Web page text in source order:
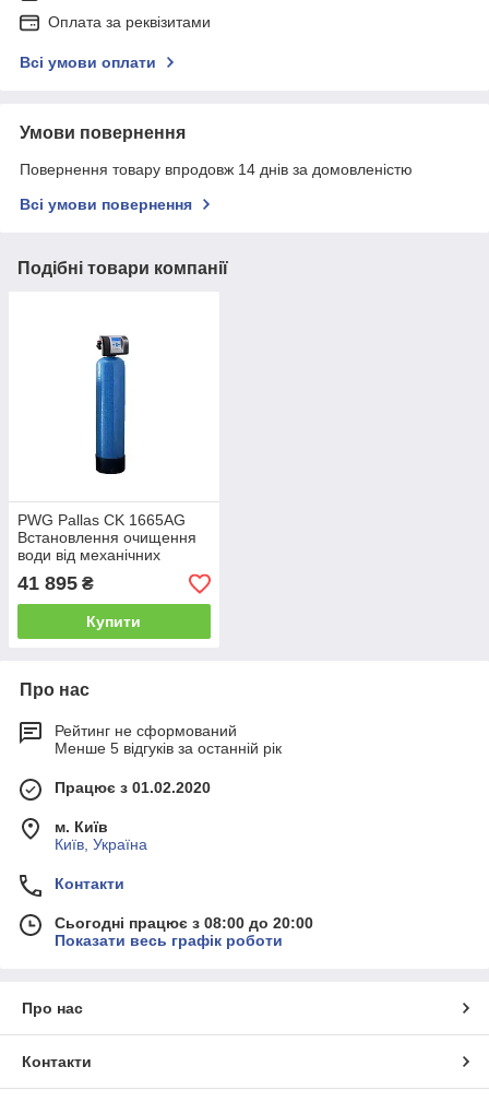
Оплата за реквізитами
Всі умови оплати
Умови повернення
Повернення товару впродовж 14 днів за домовленістю
Всі умови повернення
Подібні товари компанії
PWG Pallas CK 1665AG
Встановлення очищення
води від механічних
домішок
41 895 ₴
Купити
Про нас
Рейтинг не сформований
Менше 5 відгуків за останній рік
Працює з 01.02.2020
м. Київ
Київ, Україна
Контакти
Сьогодні працює з 08:00 до 20:00
Показати весь графік роботи
Про нас
Контакти